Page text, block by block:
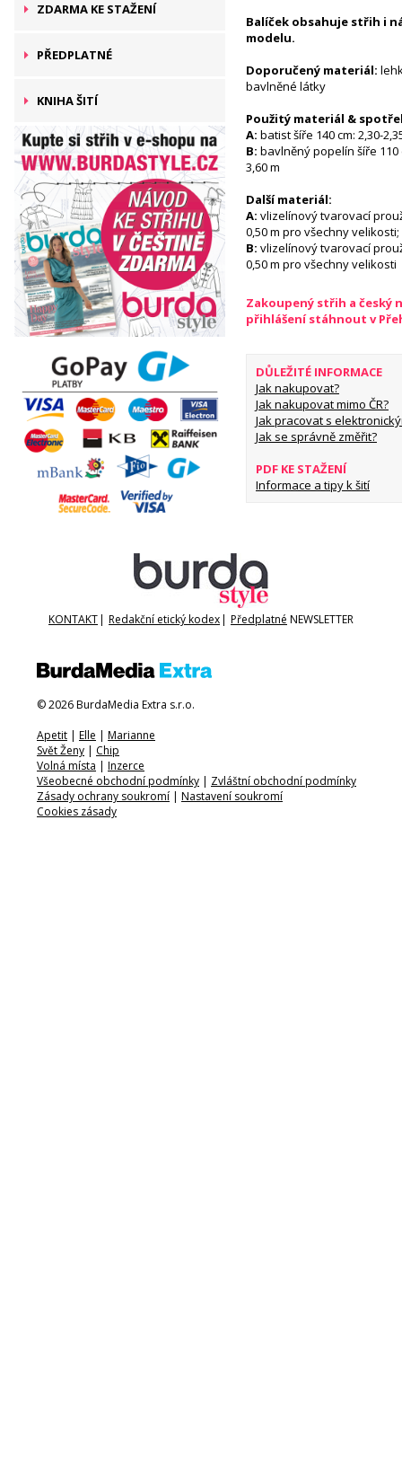
ZDARMA KE STAŽENÍ
PŘEDPLATNÉ
KNIHA ŠITÍ
Balíček obsahuje střih i
modelu.
Doporučený materiál:
bavlněné látky
Použitý materiál &
A: batist šíře 140 cm: 2,30-
B: bavlněný popelín šíře 110
3,60 m
Další materiál:
A: vlizelínový tvarovací
0,50 m pro všechny
B: vlizelínový tvarovací
0,50 m pro všechny velikosti
Zakoupený střih a český
přihlášení stáhnout v
DŮLEŽITÉ INFORMACE
Jak nakupovat?
Jak nakupovat mimo ČR?
Jak pracovat s
Jak se správně změřit?
PDF KE STAŽENÍ
Informace a tipy k šití
KONTAKT| Redakční etický kodex| Předplatné NEWSLETTER
© 2026 BurdaMedia Extra s.r.o.
Apetit | Elle | Marianne
Svět Ženy | Chip
Volná místa | Inzerce
Všeobecné obchodní podmínky | Zvláštní obchodní podmínky
Zásady ochrany soukromí | Nastavení soukromí
Cookies zásady